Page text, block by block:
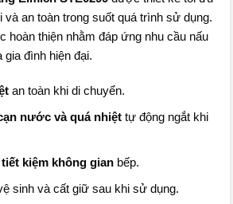
an toàn trong suốt quá trình sử dụng.
hoàn thiện nhằm đáp ứng nhu cầu nấu
đình hiện đại.
an toàn khi di chuyển.
nước và quá nhiệt tự động ngắt khi
tiết kiệm không gian bếp.
sinh và cất giữ sau khi sử dụng.